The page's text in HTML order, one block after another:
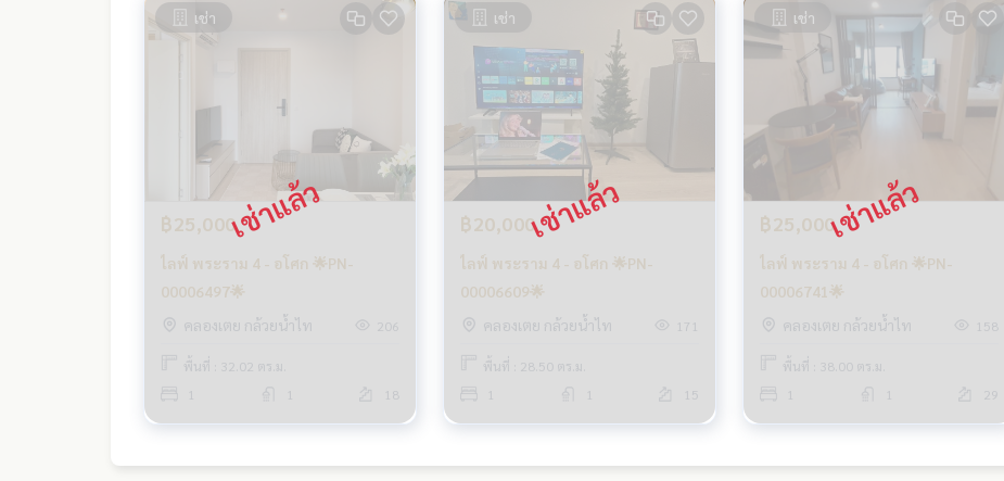
เช่า
฿25,000
ไลฟ์ พระราม 4 - อโศก 🌟PN-
00006497🌟
คลองเตย กล้วยน้ำไท
206
พื้นที่ : 32.02 ตร.ม.
18
เช่า
฿20,000
ไลฟ์ พระราม 4 - อโศก 🌟PN-
00006609🌟
คลองเตย กล้วยน้ำไท
171
พื้นที่ : 28.50 ตร.ม.
15
เช่า
฿25,000
ไลฟ์ พระราม 4 - อโศก 🌟PN-
00006741🌟
คลองเตย กล้วยน้ำไท
158
พื้นที่ : 38.00 ตร.ม.
29